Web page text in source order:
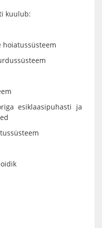
kuulub:
hoiatussüsteem
esiklaasipuhasti ja